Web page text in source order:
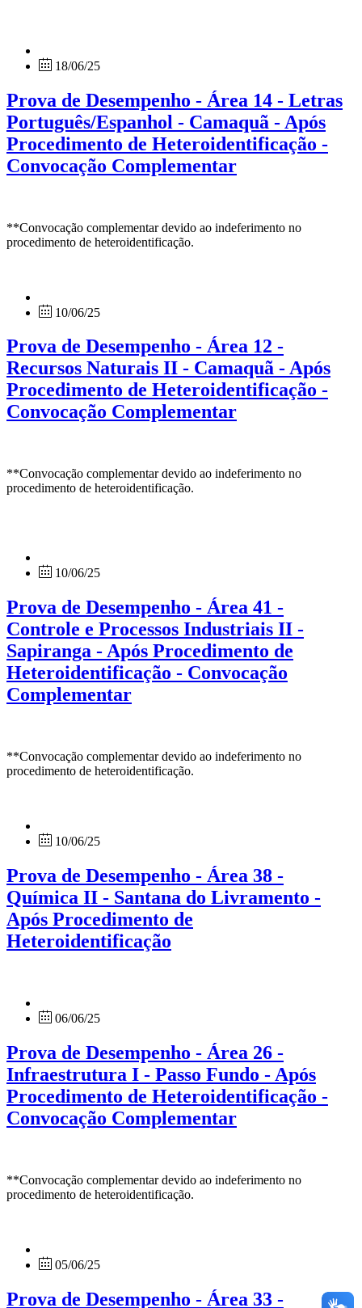
18/06/25
Prova de Desempenho - Área 14 - Letras
Português/Espanhol - Camaquã - Após
Procedimento de Heteroidentificação -
Convocação Complementar
**Convocação complementar devido ao indeferimento no
procedimento de heteroidentificação.
10/06/25
Prova de Desempenho - Área 12 -
Recursos Naturais II - Camaquã - Após
Procedimento de Heteroidentificação -
Convocação Complementar
**Convocação complementar devido ao indeferimento no
procedimento de heteroidentificação.
10/06/25
Prova de Desempenho - Área 41 -
Controle e Processos Industriais II -
Sapiranga - Após Procedimento de
Heteroidentificação - Convocação
Complementar
**Convocação complementar devido ao indeferimento no
procedimento de heteroidentificação.
10/06/25
Prova de Desempenho - Área 38 -
Química II - Santana do Livramento -
Após Procedimento de
Heteroidentificação
06/06/25
Prova de Desempenho - Área 26 -
Infraestrutura I - Passo Fundo - Após
Procedimento de Heteroidentificação -
Convocação Complementar
**Convocação complementar devido ao indeferimento no
procedimento de heteroidentificação.
05/06/25
Prova de Desempenho - Área 33 -